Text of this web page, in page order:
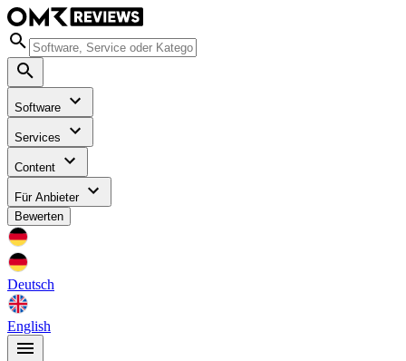
Software
Services
Content
Für Anbieter
Bewerten
Deutsch
English